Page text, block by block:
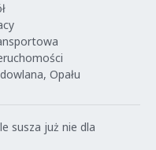
Opału
susza już nie dla